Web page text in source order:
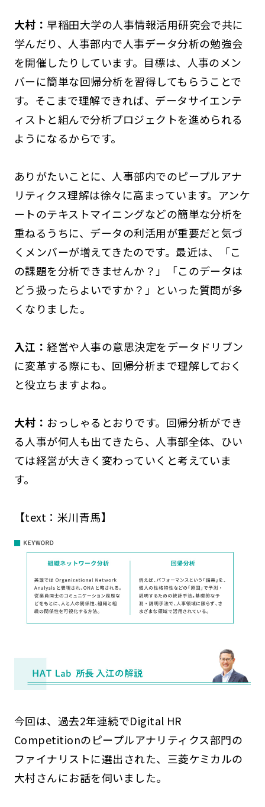
大村：早稲田大学の人事情報活用研究会で共に
学んだり、人事部内で人事データ分析の勉強会
を開催したりしています。目標は、人事のメン
バーに簡単な回帰分析を習得してもらうことで
す。そこまで理解できれば、データサイエンテ
ィストと組んで分析プロジェクトを進められる
ようになるからです。
ありがたいことに、人事部内でのピープルアナ
リティクス理解は徐々に高まっています。アンケ
ートのテキストマイニングなどの簡単な分析を
重ねるうちに、データの利活用が重要だと気づ
くメンバーが増えてきたのです。最近は、「こ
の課題を分析できませんか？」「このデータは
どう扱ったらよいですか？」といった質問が多
くなりました。
入江： 経営や人事の意思決定をデータドリブン
に変革する際にも、回帰分析まで理解しておく
と役立ちますよね。
大村： おっしゃるとおりです。回帰分析ができ
る人事が何人も出てきたら、人事部全体、ひい
ては経営が大きく変わっていくと考えていま
す。
【text：米川青馬】
今回は、過去2年連続でDigital HR
Competitionのピープルアナリティクス部門の
ファイナリストに選出された、三菱ケミカルの
大村さんにお話を伺いました。